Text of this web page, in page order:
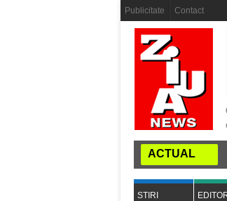
Publicitate Contact
ACTUAL
CONCUBINEI DUPĂ
STIRI